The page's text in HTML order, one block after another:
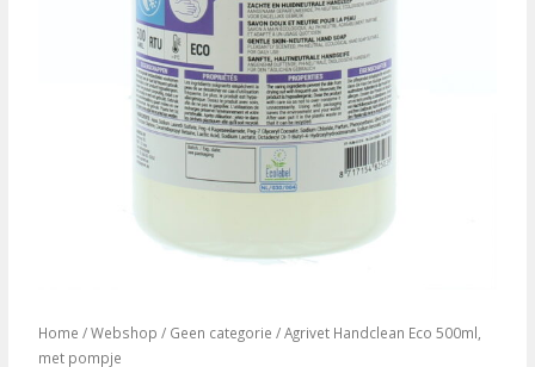
Home /Webshop / Geen categorie / Agrivet Handclean Eco 500ml,
met pompje